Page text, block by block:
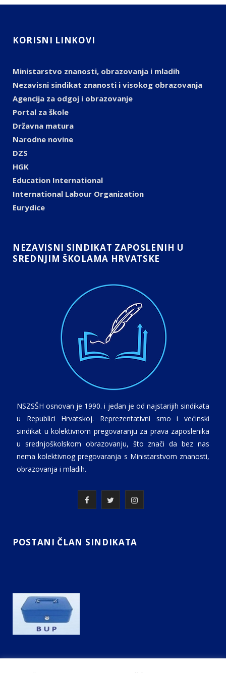
KORISNI LINKOVI
Ministarstvo znanosti, obrazovanja i mladih
Nezavisni sindikat znanosti i visokog obrazovanja
Agencija za odgoj i obrazovanje
Portal za škole
Državna matura
Narodne novine
DZS
HGK
Education International
International Labour Organization
Eurydice
NEZAVISNI SINDIKAT ZAPOSLENIH U
SREDNJIM ŠKOLAMA HRVATSKE
NSZSŠH osnovan je 1990. i jedan je od najstarijih sindikata
u Republici Hrvatskoj. Reprezentativni smo i većinski
sindikat u kolektivnom pregovaranju za prava zaposlenika
u srednjoškolskom obrazovanju, što znači da bez nas
nema kolektivnog pregovaranja s Ministarstvom znanosti,
obrazovanja i mladih.
F
c
i
I
POSTANI ČLAN SINDIKATA